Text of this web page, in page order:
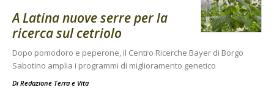
A Latina nuove serre per la
ricerca sul cetriolo
Dopo pomodoro e peperone, il Centro Ricerche Bayer di Borgo
Sabotino amplia i programmi di miglioramento genetico
Di Redazione Terra e Vita